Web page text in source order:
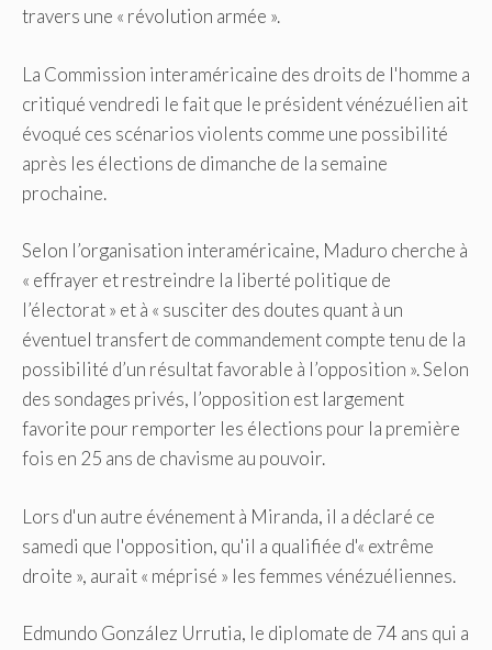
travers une « révolution armée ».
La Commission interaméricaine des droits de l'homme a
critiqué vendredi le fait que le président vénézuélien ait
évoqué ces scénarios violents comme une possibilité
après les élections de dimanche de la semaine
prochaine.
Selon l’organisation interaméricaine, Maduro cherche à
« effrayer et restreindre la liberté politique de
l’électorat » et à « susciter des doutes quant à un
éventuel transfert de commandement compte tenu de la
possibilité d’un résultat favorable à l’opposition ». Selon
des sondages privés, l’opposition est largement
favorite pour remporter les élections pour la première
fois en 25 ans de chavisme au pouvoir.
Lors d'un autre événement à Miranda, il a déclaré ce
samedi que l'opposition, qu'il a qualifiée d'« extrême
droite », aurait « méprisé » les femmes vénézuéliennes.
Edmundo González Urrutia, le diplomate de 74 ans qui a